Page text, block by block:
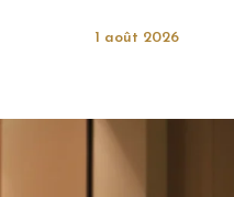
1 août 2026